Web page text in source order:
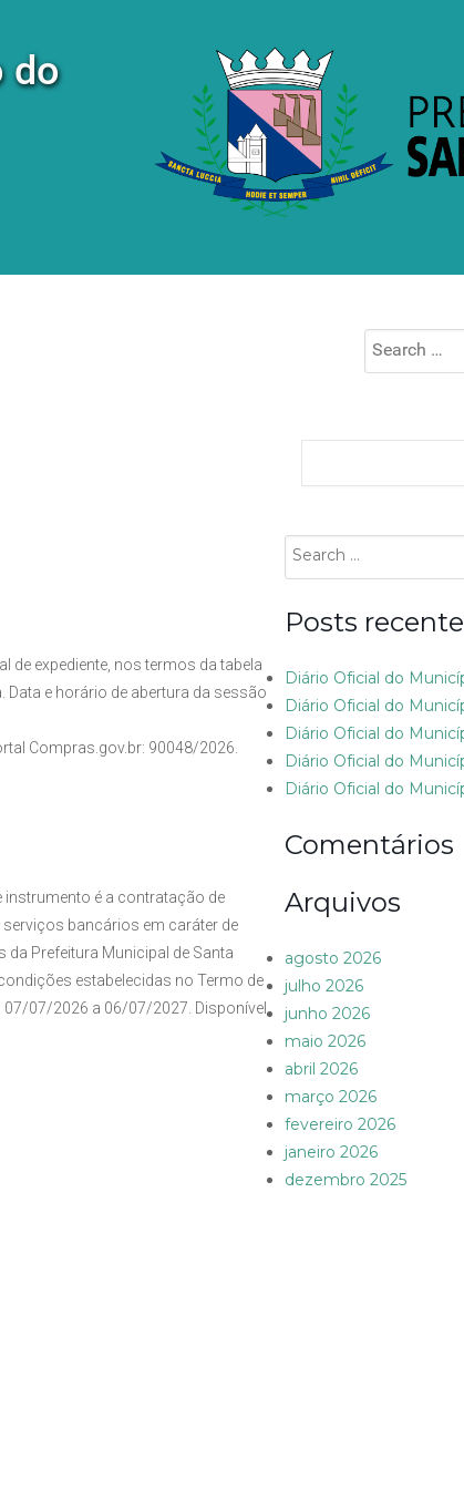
do
Search
for:
de expediente, nos termos da tabela
e horário de abertura da sessão
Compras.gov.br: 90048/2026.
instrumento é a contratação de
bancários em caráter de
Prefeitura Municipal de Santa
estabelecidas no Termo de
07/07/2026 a 06/07/2027. Disponível
Search
for:
Posts
Diário Oficial do
Diário Oficial do
Diário Oficial do
Diário Oficial do
Diário Oficial do
Comentários
Arquivos
agosto 2026
julho 2026
junho 2026
maio 2026
abril 2026
março 2026
fevereiro 2026
janeiro 2026
dezembro 2025